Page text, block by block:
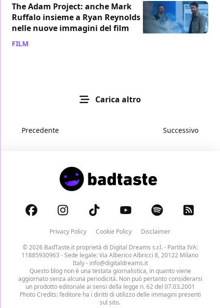
The Adam Project: anche Mark
Ruffalo insieme a Ryan Reynolds
nelle nuove immagini del film
FILM
Carica altro
Precedente Successivo
Privacy Policy Cookie Policy
Disclaimer
© 2026 BadTaste.it proprietà di Digital Dreams s.r.l.- Partita IVA:
11885930963 - Sede legale: Via Alberico Albricci 8, 20122 Milano
Italy - info@digitaldreams.it
Questo blog non è una testata giornalistica, in quanto viene
aggiornato senza alcuna periodicità. Non può pertanto considerarsi
un prodotto editoriale ai sensi della legge n. 62 del 07.03.2001
Photo Credits: l’editore ha i diritti di utilizzo delle immagini presenti
sul sito.